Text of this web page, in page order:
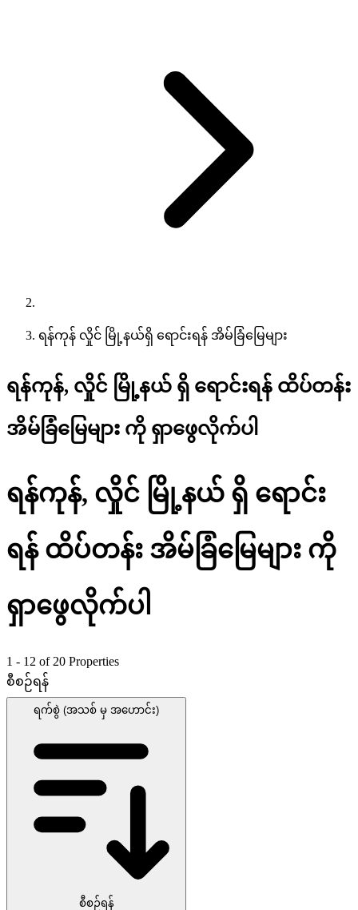
ရန်ကုန် လှိုင် မြို့နယ်ရှိ ရောင်းရန် အိမ်ခြံမြေများ
ရန်ကုန်, လှိုင် မြို့နယ် ရှိ ရောင်းရန် ထိပ်တန်း
အိမ်ခြံမြေများ ကို ရှာဖွေလိုက်ပါ
ရန်ကုန်, လှိုင် မြို့နယ် ရှိ ရောင်း
ရန် ထိပ်တန်း အိမ်ခြံမြေများ ကို
ရှာဖွေလိုက်ပါ
1 - 12 of 20 Properties
စီစဉ်ရန်
ရက်စွဲ (အသစ် မှ အဟောင်း)
စီစဉ်ရန်